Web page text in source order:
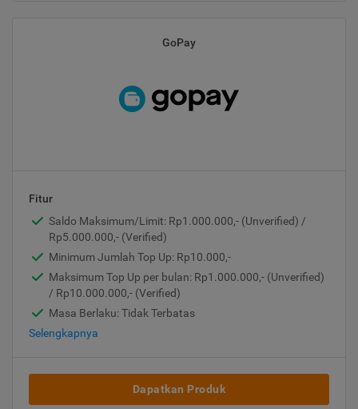
GoPay
Fitur
Saldo Maksimum/Limit: Rp1.000.000,- (Unverified) /
Rp5.000.000,- (Verified)
Minimum Jumlah Top Up: Rp10.000,-
Maksimum Top Up per bulan: Rp1.000.000,- (Unverified)
/ Rp10.000.000,- (Verified)
Masa Berlaku: Tidak Terbatas
Selengkapnya
Dapatkan Produk